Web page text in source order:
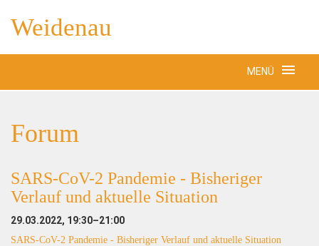
Weidenau
MENÜ
Forum
SARS-CoV-2 Pandemie - Bisheriger
Verlauf und aktuelle Situation
29.03.2022, 19:30–21:00
SARS-CoV-2 Pandemie - Bisheriger Verlauf und aktuelle Situation